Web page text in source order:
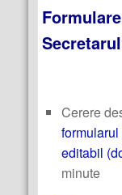
Cerere
editabil
minute